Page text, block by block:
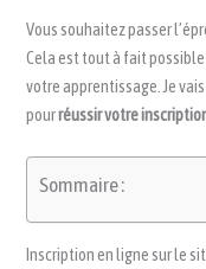
Vous souhaitez passer
Cela est tout à fait
votre apprentissage. Je
pourréussir votre
Sommaire :
Inscription en ligne sur le